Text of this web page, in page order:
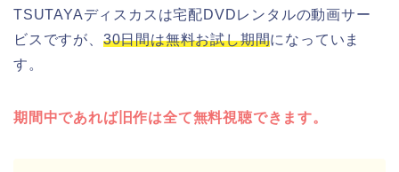
TSUTAYAディスカスは宅配DVDレンタルの動画サー
ビスですが、 30日間は無料お試し期間になっていま
す。
期間中であれば旧作は全て無料視聴できます。